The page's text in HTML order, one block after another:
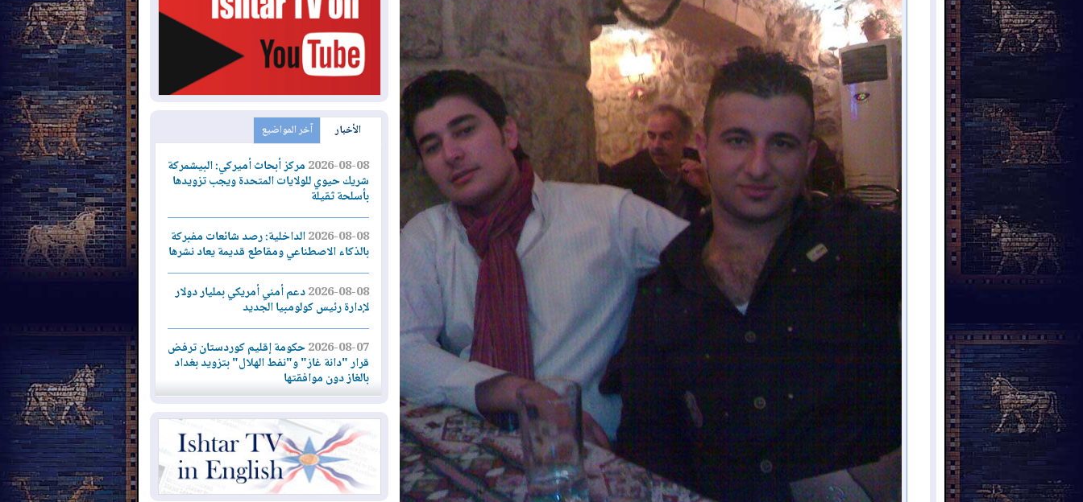
الأخبار آخر المواضيع
2026-08-08مركز أبحاث أميركي: البيشمركة
شريك حيوي للولايات المتحدة ويجب تزويدها
بأسلحة ثقيلة
2026-08-08الداخلية: رصد شائعات مفبركة
بالذكاء الاصطناعي ومقاطع قديمة يعاد نشرها
2026-08-08دعم أمني أمريكي بمليار دولار
لإدارة رئيس كولومبيا الجديد
2026-08-07حكومة إقليم كوردستان ترفض
قرار "دانة غاز" و"نفط الهلال" بتزويد بغداد
بالغاز دون موافقتها
2026-08-07القوات المسلحة العراقية: خطة
أمنية لإجهاض هجمة محتملة على السعودية
2026-08-07الاستخبارات الأميركية: بوتين
قد يختبر تماسك الناتو بهجوم محدود